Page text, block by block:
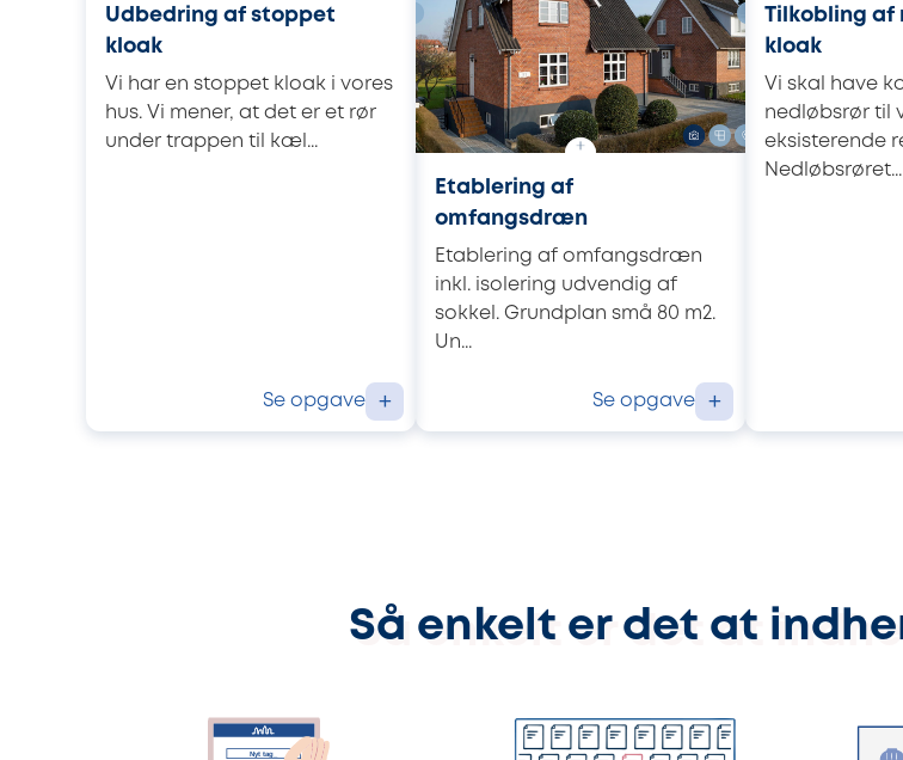
Udbedring af stoppet
kloak
Vi har en stoppet kloak i vores
hus. Vi mener, at det er et rør
under trappen til kæl...
Se opgave +
Etablering af
omfangsdræn
Etablering af omfangsdræn
inkl. isolering udvendig af
sokkel. Grundplan små 80 m2.
Un...
Se opgave +
Tilkobling af
kloak
Vi skal have
nedløbsrør til
eksisterende
Nedløbsrøret...
Så enkelt er det at